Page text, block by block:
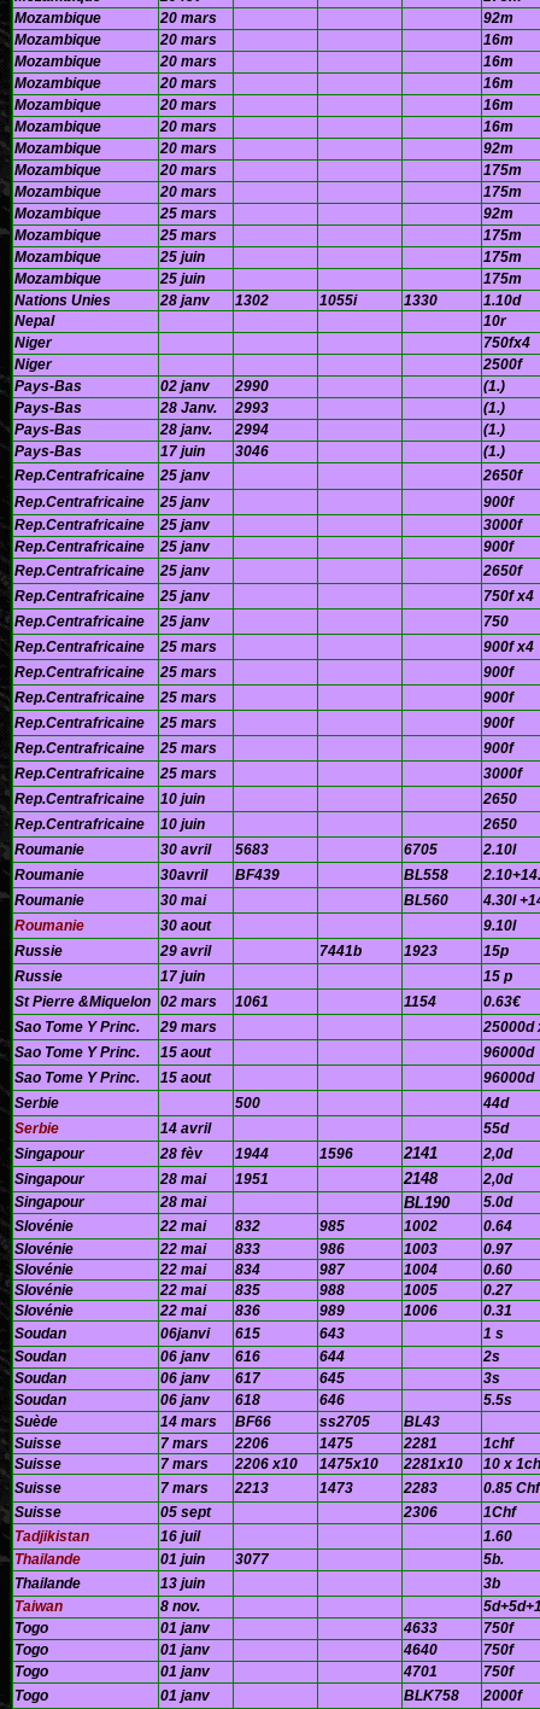
Mozambique
20 mars
92m
Mozambique
20 mars
16m
Mozambique
20 mars
16m
Mozambique
20 mars
16m
Mozambique
20 mars
16m
Mozambique
20 mars
16m
Mozambique
20 mars
92m
Mozambique
20 mars
175m
Mozambique
20 mars
175m
Mozambique
25 mars
92m
Mozambique
25 mars
175m
Mozambique
25 juin
175m
Mozambique
25 juin
175m
Nations Unies
28 janv 1302 1055i 1330
1.10d
Nepal
10r
Niger
750fx4
Niger
2500f
Pays-Bas
02 janv 2990
(1.)
Pays-Bas
28 Janv. 2993
(1.)
Pays-Bas
28 janv. 2994
(1.)
Pays-Bas
17 juin 3046
(1.)
Rep.Centrafricaine
25 janv
2650f
Rep.Centrafricaine
25 janv
900f
Rep.Centrafricaine
25 janv
3000f
Rep.Centrafricaine
25 janv
900f
Rep.Centrafricaine
25 janv
2650f
Rep.Centrafricaine
25 janv
750f x4
Rep.Centrafricaine
25 janv
750
Rep.Centrafricaine
25 mars
900f x4
Rep.Centrafricaine
25 mars
900f
Rep.Centrafricaine
25 mars
900f
Rep.Centrafricaine
25 mars
900f
Rep.Centrafricaine
25 mars
900f
Rep.Centrafricaine
25 mars
3000f
Rep.Centrafricaine
10 juin
2650
Rep.Centrafricaine
10 juin
2650
Roumanie
30 avril 5683 6705
2.10l
Roumanie
30avril BF439 BL558
Roumanie
30 mai BL560
4.30l
Roumanie
30 aout
9.10l
Russie
29 avril 7441b 1923
15p
Russie
17 juin
15 p
St Pierre &Miquelon 02 mars 1061 1154
0.63€
Sao Tome Y Princ.
29 mars
25000d
Sao Tome Y Princ.
15 aout
96000d
Sao Tome Y Princ.
15 aout
96000d
Serbie
500
44d
Serbie
14 avril
55d
Singapour
28 fèv 1944 1596 2141
2,0d
Singapour
28 mai 1951 2148
2,0d
Singapour
28 mai BL190
5.0d
Slovénie
22 mai 832 985 1002
0.64
Slovénie
22 mai 833 986 1003
0.97
Slovénie
22 mai 834 987 1004
0.60
Slovénie
22 mai 835 988 1005
0.27
Slovénie
22 mai 836 989 1006
0.31
Soudan
06janvi 615 643
1 s
Soudan
06 janv 616 644
2s
Soudan
06 janv 617 645
3s
Soudan
06 janv 618 646
5.5s
Suède
14 mars BF66 ss2705
BL43
Suisse
7 mars 2206 1475 2281
1chf
Suisse
7 mars 2206 x10 1475x10 2281x10
10 x
Suisse
7 mars 2213 1473 2283
0.85 Chf
Suisse
05 sept 2306
1Chf
Tadjikistan
16 juil
1.60
Thailande
01 juin 3077
5b.
Thailande
13 juin
3b
Taiwan
8 nov.
Togo
01 janv 4633
750f
Togo
01 janv 4640
750f
Togo
01 janv 4701
750f
Togo
01 janv BLK758
2000f